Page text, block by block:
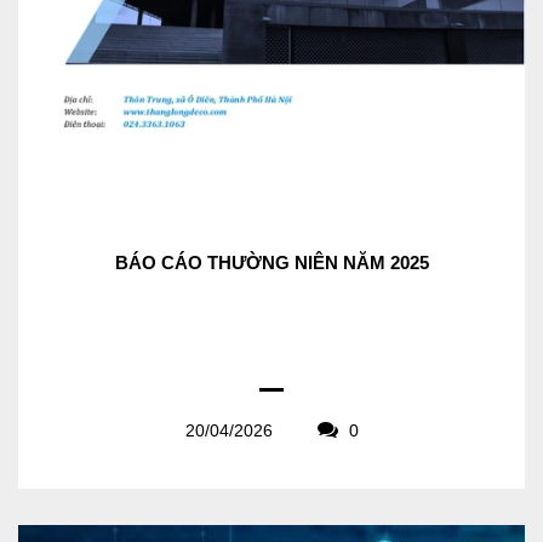
BÁO CÁO THƯỜNG NIÊN NĂM 2025
20/04/2026 0